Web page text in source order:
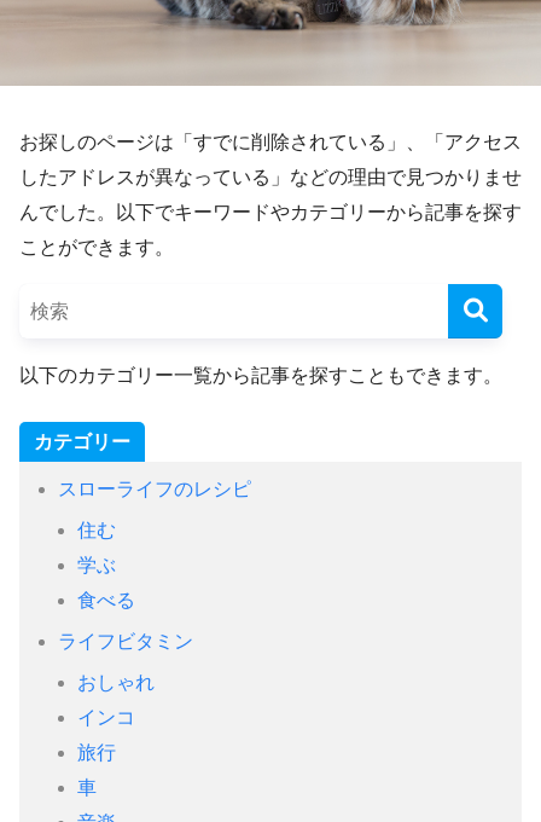
お探しのページは「すでに削除されている」、「アクセス
したアドレスが異なっている」などの理由で見つかりませ
んでした。以下でキーワードやカテゴリーから記事を探す
ことができます。
以下のカテゴリー一覧から記事を探すこともできます。
カテゴリー
スローライフのレシピ
住む
学ぶ
食べる
ライフビタミン
おしゃれ
インコ
旅行
車